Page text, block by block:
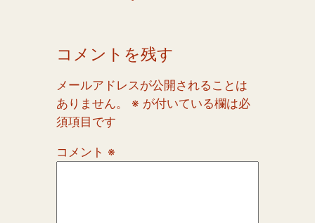
コメントを残す
メールアドレスが公開されることは
ありません。
※ が付いている欄は必
須項目です
コメント ※